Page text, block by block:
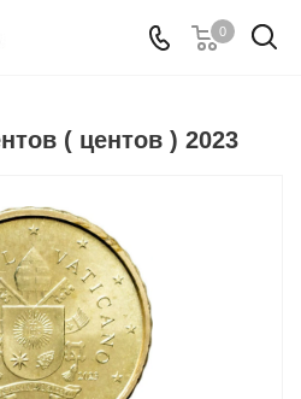
0
( центов ) 2023